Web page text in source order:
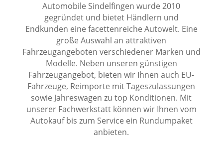
Automobile Sindelfingen wurde 2010
gegründet und bietet Händlern und
Endkunden eine facettenreiche Autowelt. Eine
große Auswahl an attraktiven
Fahrzeugangeboten verschiedener Marken und
Modelle. Neben unseren günstigen
Fahrzeugangebot, bieten wir Ihnen auch EU-
Fahrzeuge, Reimporte mit Tageszulassungen
sowie Jahreswagen zu top Konditionen. Mit
unserer Fachwerkstatt können wir Ihnen vom
Autokauf bis zum Service ein Rundumpaket
anbieten.